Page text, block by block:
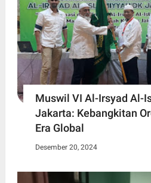
Muswil VI Al-Irsyad Al-
Jakarta: Kebangkitan
Era Global
Desember 20, 2024